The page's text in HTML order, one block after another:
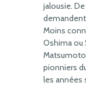
jalousie.
Moins
Oshima ou
Matsumoto
pionniers
les années